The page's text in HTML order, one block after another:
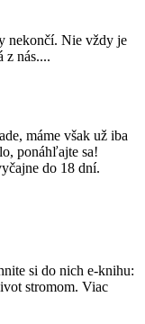
nekončí. Nie vždy je
z nás....
máme však už iba
ponáhľajte sa!
do 18 dní.
si do nich e-knihu:
stromom. Viac